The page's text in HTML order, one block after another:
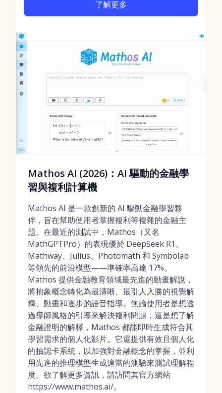
了解更多
Mathos AI (2026)：AI 驅動的金融學
習與複利計算機
Mathos AI 是一款創新的 AI 驅動金融學習夥
伴，旨在幫助使用者掌握複利等複雜的金融主
題。在最近的測試中，Mathos（又名
MathGPTPro）的表現優於 DeepSeek R1、
Mathway、Julius、Photomath 和 Symbolab
等領先的前沿模型——準確率高達 17%。
Mathos 提供金融教育領域最先進的動畫解說，
將抽象概念轉化為最清晰、最引人入勝的視覺解
釋、動畫和逐步的語音指導。無論使用者是想透
過導師風格的引導來解決複利問題，還是想了解
金融證明的解釋，Mathos 都能即時生成符合其
學習需求的個人化影片。它還提供有效且個人化
的抽認卡系統，以加強對金融概念的掌握，並利
用先進的推理模型生成適當的測驗來測試理解程
度。欲了解更多資訊，請訪問其官方網站
https://www.mathos.ai/。